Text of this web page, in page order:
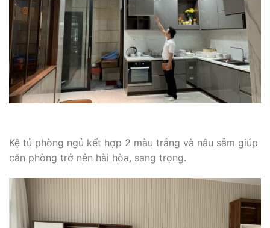
Kệ tủ phòng ngủ kết hợp 2 màu trắng và nâu sẫm giúp
căn phòng trở nên hài hòa, sang trọng.